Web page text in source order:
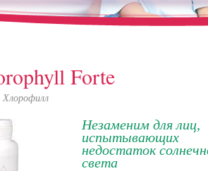
Forte
Хлорофилл
Незаменим для лиц,
испытывающих
недостаток
света